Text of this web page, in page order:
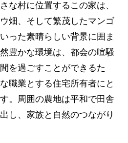
な村に位置するこの家は、
畑、そして繁茂したマンゴ
った素晴らしい背景に囲ま
豊かな環境は、都会の喧騒
を過ごすことができるた
職業とする住宅所有者にと
。周囲の農地は平和で田舎
し、家族と自然のつながり